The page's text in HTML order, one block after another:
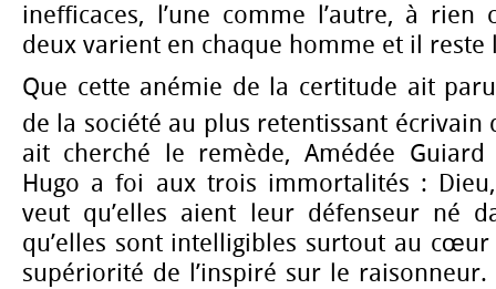
inefficaces, l’une comme l’autre, à rien
deux varient en chaque homme et il
Que cette anémie de la certitude ait
de la société au plus retentissant écrivain
ait cherché le remède, Amédée
Hugo a foi aux trois immortalités :
veut qu’elles aient leur défenseur né
qu’elles sont intelligibles surtout au
supériorité de l’inspiré sur le